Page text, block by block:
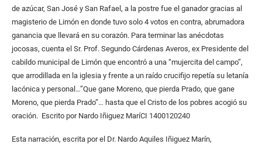
de azúcar, San José y San Rafael, a la postre fue el ganador gracias al
magisterio de Limón en donde tuvo solo 4 votos en contra, abrumadora
ganancia que llevará en su corazón. Para terminar las anécdotas
jocosas, cuenta el Sr. Prof. Segundo Cárdenas Averos, ex Presidente del
cabildo municipal de Limón que encontró a una “mujercita del campo”,
que arrodillada en la iglesia y frente a un raído crucifijo repetía su letanía
lacónica y personal…”Que gane Moreno, que pierda Prado, que gane
Moreno, que pierda Prado”… hasta que el Cristo de los pobres acogió su
oración. Escrito por Nardo Iñiguez MaríCI 1400120240
Esta narración, escrita por el Dr. Nardo Aquiles Iñiguez Marín,